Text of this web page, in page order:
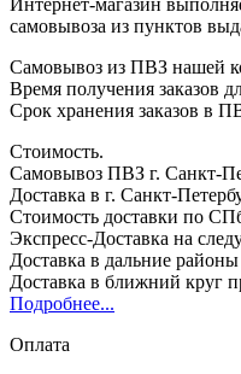
Интернет-магазин
самовывоза из пунктов
Самовывоз из ПВЗ нашей
Время получения заказов
Срок хранения заказов в
Стоимость.
Самовывоз ПВЗ г. Санкт-
Доставка в г. Санкт-
Стоимость доставки по
Экспресс-Доставка на
Доставка в дальние
Доставка в ближний круг
Подробнее...
Оплата